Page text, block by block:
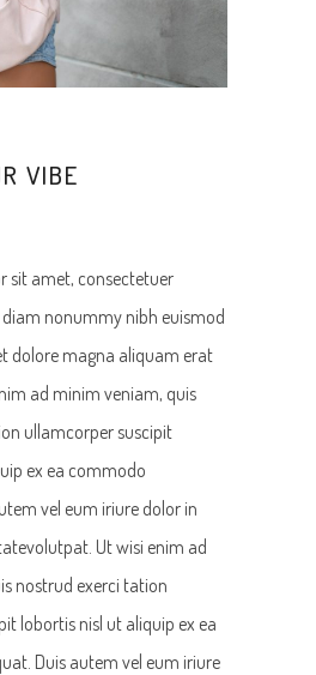
VIBE
sit amet, consectetuer
diam nonummy nibh euismod
dolore magna aliquam erat
ad minim veniam, quis
ullamcorper suscipit
ex ea commodo
vel eum iriure dolor in
Ut wisi enim ad
nostrud exerci tation
lobortis nisl ut aliquip ex ea
Duis autem vel eum iriure